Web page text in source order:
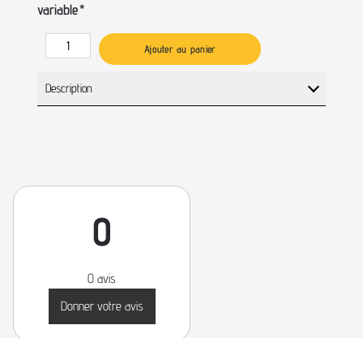
variable*
Ajouter au panier
Description
0
0 avis
Donner votre avis